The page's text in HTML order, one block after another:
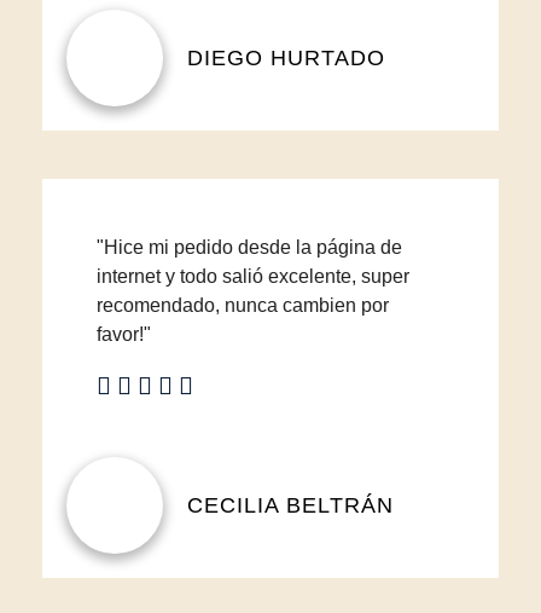
DIEGO HURTADO
"Hice mi pedido desde la página de
internet y todo salió excelente, super
recomendado, nunca cambien por
favor!"
CECILIA BELTRÁN